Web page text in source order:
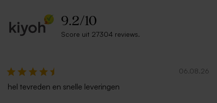
9.2/10
Score uit 27304 reviews.
06.08.26
hel tevreden en snelle leveringen